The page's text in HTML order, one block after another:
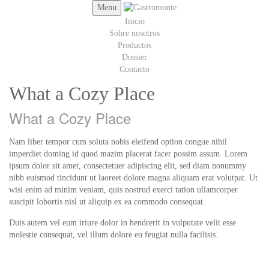
Menu
Inicio
Sobre nosotros
Productos
Dossier
Contacto
What a Cozy Place
What a Cozy Place
Nam liber tempor cum soluta nobis eleifend option congue nihil
imperdiet doming id quod mazim placerat facer possim assum. Lorem
ipsum dolor sit amet, consectetuer adipiscing elit, sed diam nonummy
nibh euismod tincidunt ut laoreet dolore magna aliquam erat volutpat. Ut
wisi enim ad minim veniam, quis nostrud exerci tation ullamcorper
suscipit lobortis nisl ut aliquip ex ea commodo consequat.
Duis autem vel eum iriure dolor in hendrerit in vulputate velit esse
molestie consequat, vel illum dolore eu feugiat nulla facilisis.